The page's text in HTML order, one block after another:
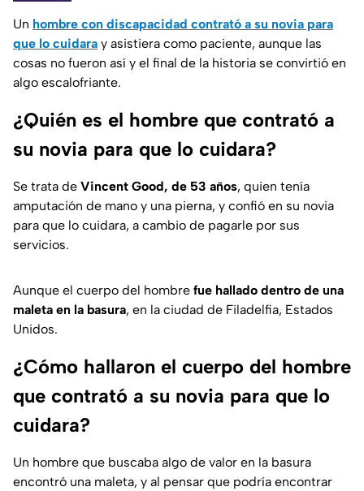
Un hombre con discapacidad contrató a su novia para
que lo cuidara y asistiera como paciente, aunque las
cosas no fueron así y el final de la historia se convirtió en
algo escalofriante.
¿Quién es el hombre que contrató a
su novia para que lo cuidara?
Se trata de Vincent Good, de 53 años, quien tenía
amputación de mano y una pierna, y confió en su novia
para que lo cuidara, a cambio de pagarle por sus
servicios.
Aunque el cuerpo del hombre fue hallado dentro de una
maleta en la basura, en la ciudad de Filadelfia, Estados
Unidos.
¿Cómo hallaron el cuerpo del hombre
que contrató a su novia para que lo
cuidara?
Un hombre que buscaba algo de valor en la basura
encontró una maleta, y al pensar que podría encontrar